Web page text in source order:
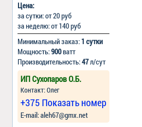
Цена:
за сутки: от 20 руб
за неделю: от 140 руб
Минимальный заказ: 1 сутки
Мощность:900ватт
Производительность:47л/сут
ИП Сухопаров О.Б.
Контакт: Олег
+375 Показать номер
Е-mail: aleh67@gmx.net